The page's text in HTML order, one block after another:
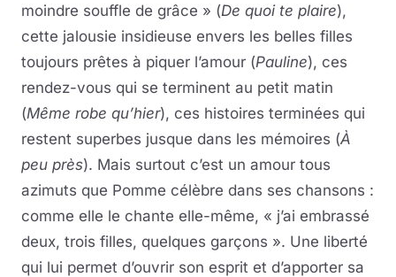
moindre souffle de grâce » (De quoi te plaire),
cette jalousie insidieuse envers les belles filles
toujours prêtes à piquer l’amour (Pauline), ces
rendez-vous qui se terminent au petit matin
(Même robe qu’hier), ces histoires terminées qui
restent superbes jusque dans les mémoires (À
peu près). Mais surtout c’est un amour tous
azimuts que Pomme célèbre dans ses chansons :
comme elle le chante elle-même, « j’ai embrassé
deux, trois filles, quelques garçons ». Une liberté
qui lui permet d’ouvrir son esprit et d’apporter sa